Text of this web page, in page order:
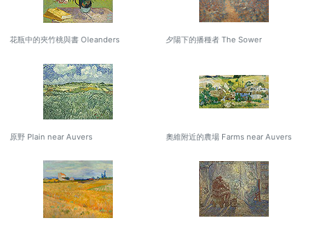
花瓶中的夾竹桃與書 Oleanders 夕陽下的播種者 The Sower
原野 Plain near Auvers 奧維附近的農場 Farms near Auvers